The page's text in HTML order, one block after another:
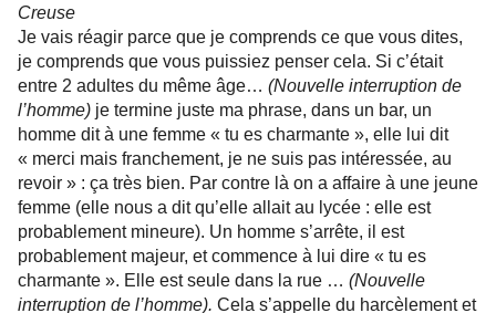
Creuse
Je vais réagir parce que je comprends ce que vous dites,
je comprends que vous puissiez penser cela. Si c’était
entre 2 adultes du même âge… (Nouvelle interruption de
l’homme) je termine juste ma phrase, dans un bar, un
homme dit à une femme « tu es charmante », elle lui dit
« merci mais franchement, je ne suis pas intéressée, au
revoir » : ça très bien. Par contre là on a affaire à une jeune
femme (elle nous a dit qu’elle allait au lycée : elle est
probablement mineure). Un homme s’arrête, il est
probablement majeur, et commence à lui dire « tu es
charmante ». Elle est seule dans la rue … (Nouvelle
interruption de l’homme). Cela s’appelle du harcèlement et